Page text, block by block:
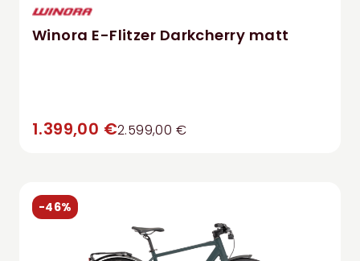
Winora E-Flitzer Darkcherry matt
1.399,00 €2.599,00 €
-46%